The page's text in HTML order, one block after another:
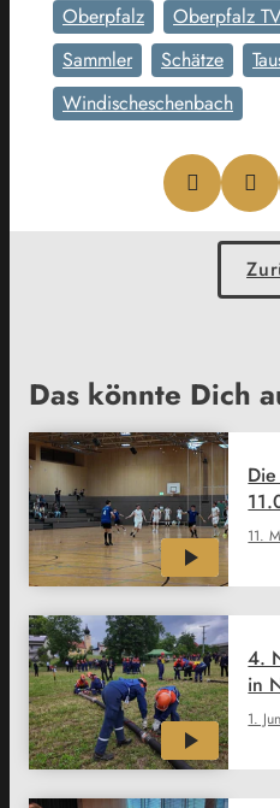
Oberpfalz
Oberpfalz
Sammler
Schätze
Windischeschenbach
Das könnte Dich
11.
1.
4.
in